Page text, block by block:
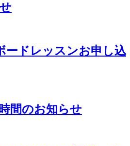
ードレッスンお申し込
間のお知らせ